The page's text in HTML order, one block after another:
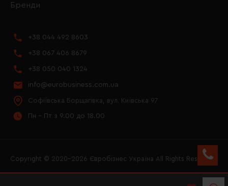
Бренди
+38 044 492 8603
+38 067 406 8679
+38 050 040 1324
info@eurobusiness.com.ua
Софіївська Борщагівка, вул. Київська 97
Пн - Пт з 9.00 до 18.00
Copyright © 2020–2026 Євробізнес Україна All Rights Reserved